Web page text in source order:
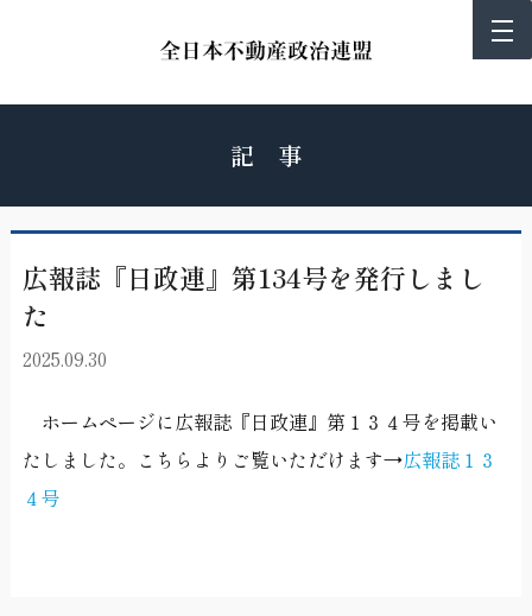
記 事
広報誌『日政連』第134号を発行しまし
た
2025.09.30
ホームページに広報誌『日政連』第１３４号を掲載い
たしました。こちらよりご覧いただけます→広報誌１３
４号